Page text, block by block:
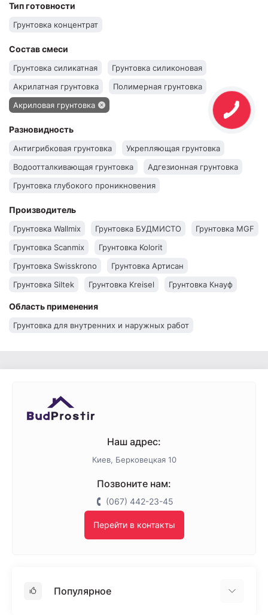
Тип готовности
Грунтовка концентрат
Состав смеси
Грунтовка силикатная
Грунтовка силиконовая
Акрилатная грунтовка
Полимерная грунтовка
Акриловая грунтовка
Разновидность
Антигрибковая грунтовка
Укрепляющая грунтовка
Водоотталкивающая грунтовка
Адгезионная грунтовка
Грунтовка глубокого проникновения
Производитель
Грунтовка Wallmix Грунтовка БУДМИСТО
Грунтовка MGF
Грунтовка Scanmix
Грунтовка Kolorit
Грунтовка Swisskrono
Грунтовка Артисан
Грунтовка Siltek
Грунтовка Kreisel
Грунтовка Кнауф
Грунтовка Front
Грунтовка Эльф
Грунтовка Eskaro
Грунтовка Ceresit
Грунтовка Bergauf
Область применения
Грунтовка для внутренних и наружных работ
Наш адрес:
Киев, Берковецкая 10
Позвоните нам:
(067) 442-23-45
Перейти в контакты
Популярное